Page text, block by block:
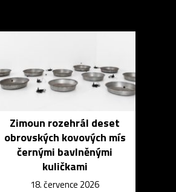
Zimoun rozehrál deset
obrovských kovových mís
černými bavlněnými
kuličkami
18. července 2026